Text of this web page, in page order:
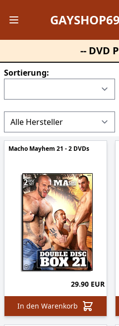
Open mobile menu
-- DVD
Sortierung:
Macho Mayhem 21 - 2 DVDs
29.90 EUR
In den Warenkorb